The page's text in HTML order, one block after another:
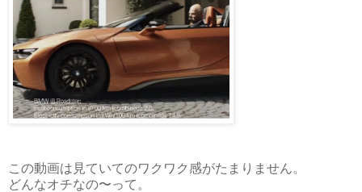
この動画は見ていてのワクワク感がたまりません。
どんなオチなの〜って。